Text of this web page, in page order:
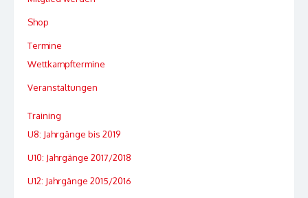
Shop
Termine
Wettkampftermine
Veranstaltungen
Training
U8: Jahrgänge bis 2019
U10: Jahrgänge 2017/2018
U12: Jahrgänge 2015/2016